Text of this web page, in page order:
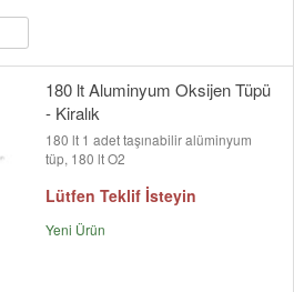
180 lt Aluminyum Oksijen Tüpü
- Kiralık
180 lt 1 adet taşınabilir alüminyum
tüp, 180 lt O2
Lütfen Teklif İsteyin
Yeni Ürün